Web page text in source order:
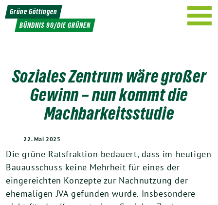
Weiter
zum
Inhalt
Grüne Göttingen
BÜNDNIS 90/DIE GRÜNEN
Soziales Zentrum wäre großer
Gewinn – nun kommt die
Machbarkeitsstudie
22. Mai 2025
Die grüne Ratsfraktion bedauert, dass im heutigen
Bauausschuss keine Mehrheit für eines der
eingereichten Konzepte zur Nachnutzung der
ehemaligen JVA gefunden wurde. Insbesondere